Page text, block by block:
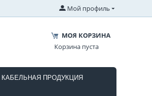
Мой профиль
МОЯ КОРЗИНА
Корзина пуста
КАБЕЛЬНАЯ ПРОДУКЦИЯ